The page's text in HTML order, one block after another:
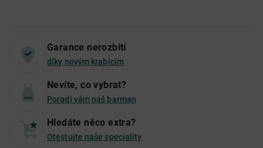
Garance nerozbití
díky novým krabicím
Nevíte, co vybrat?
Poradí vám náš barman
Hledáte něco extra?
Otestujte naše speciality